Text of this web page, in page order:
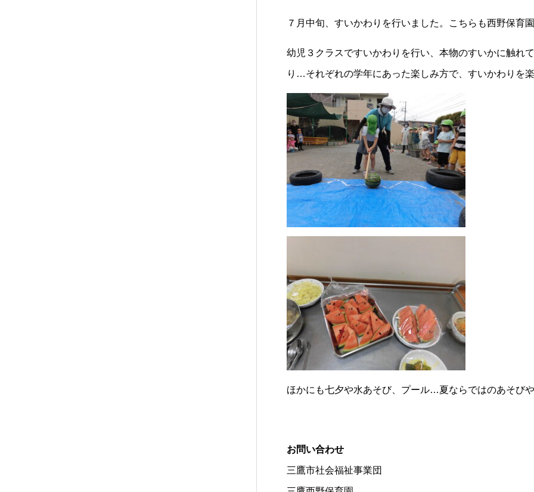
７月中旬、すいかわりを行いました。こちらも西野保育
幼児３クラスですいかわりを行い、本物のすいかに触れ
り…それぞれの学年にあった楽しみ方で、すいかわりを楽
ほかにも七夕や水あそび、プール…夏ならではのあそび
お問い合わせ
三鷹市社会福祉事業団